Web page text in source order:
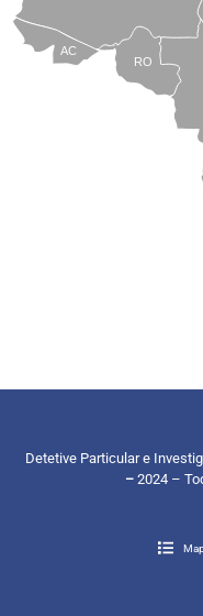
AC
RO
Detetive Particular e
– 2024 –